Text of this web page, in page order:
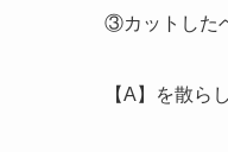
③カットした
【A】を散ら